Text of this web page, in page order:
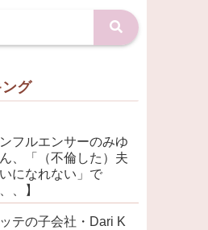
グ
ンフルエンサーのみゆ
、「（不倫した）夫
になれない」で
、】
ッテの子会社・Dari K